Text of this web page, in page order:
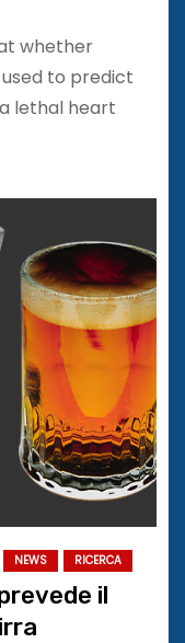
whether
to predict
lethal heart
NEWS RICERCA
il